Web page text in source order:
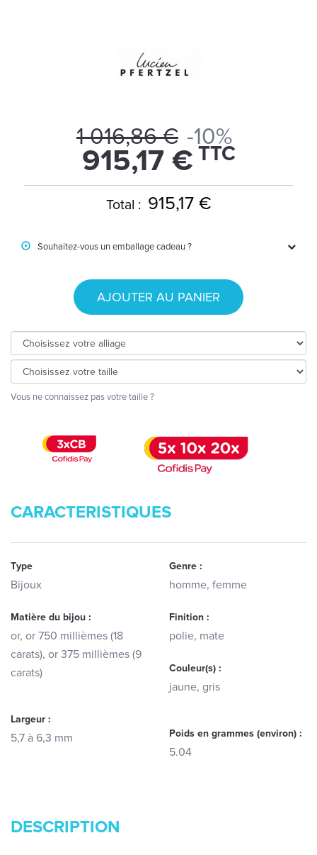
1 016,86 € -10%
915,17 € TTC
Total : 915,17 €
Souhaitez-vous un emballage cadeau ?
AJOUTER AU PANIER
Vous ne connaissez pas votre taille ?
CARACTERISTIQUES
Type
Bijoux
Genre :
homme, femme
Matière du bijou :
or, or 750 millièmes (18
carats), or 375 millièmes (9
carats)
Finition :
polie, mate
Couleur(s) :
jaune, gris
Largeur :
5,7 à 6,3 mm Poids en grammes (environ) :
5.04
DESCRIPTION